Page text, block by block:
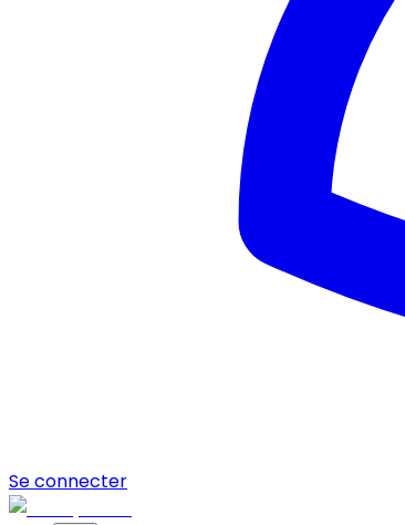
Se connecter